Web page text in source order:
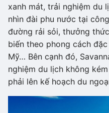
xanh mát, trải nghiệm du
nhìn đài phu nước tại
đường rải sỏi, thưởng
biến theo phong cách
Mỹ… Bên cạnh đó,
nghiệm du lịch không
phải lên kế hoạch du